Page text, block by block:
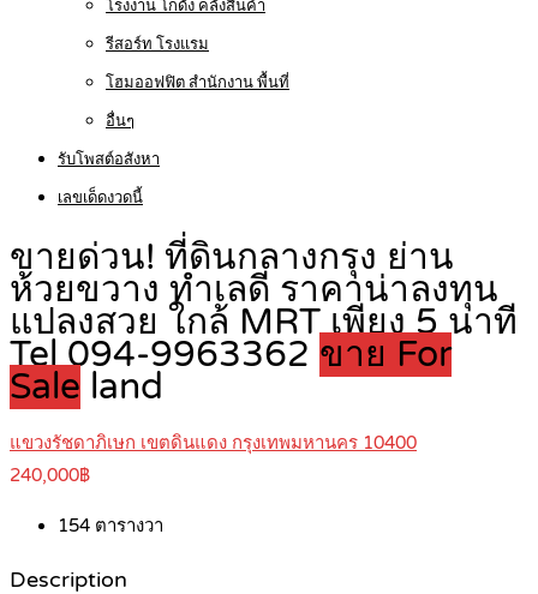
โรงงาน โกดัง คลังสินค้า
รีสอร์ท โรงแรม
โฮมออฟฟิต สำนักงาน พื้นที่
อื่นๆ
รับโพสต์อสังหา
เลขเด็ดงวดนี้
ขายด่วน! ที่ดินกลางกรุง ย่าน
ห้วยขวาง ทำเลดี ราคาน่าลงทุน
แปลงสวย ใกล้ MRT เพียง 5 นาที
Tel 094-9963362 ขาย For
Sale land
แขวงรัชดาภิเษก เขตดินแดง กรุงเทพมหานคร 10400
240,000฿
154 ตารางวา
Description